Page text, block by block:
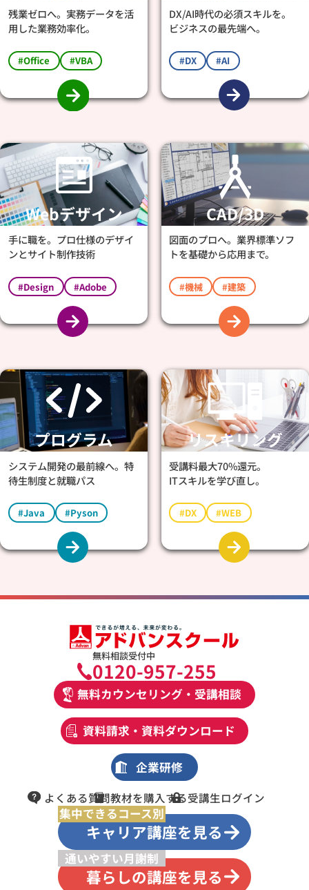
残業ゼロへ。実務データを活
用した業務効率化。
#Office #VBA
DX/AI時代の必須スキルを。
ビジネスの最先端へ。
#DX #AI
Webデザイン
手に職を。プロ仕様のデザイ
ンとサイト制作技術
#Design #Adobe
CAD/3D
図面のプロへ。業界標準ソフ
トを基礎から応用まで。
#機械 #建築
プログラム
システム開発の最前線へ。特
待生制度と就職パス
#Java #Pyson
リスキリング
受講料最大70%還元。
ITスキルを学び直し。
#DX #WEB
無料カウンセリング・受講相談
資料請求・資料ダウンロード
企業研修
無料相談受付中
0120-957-255
よくある質問教材を購入する受講生ログイン
集中できるコース別
キャリア講座を見る
通いやすい月謝制
暮らしの講座を見る